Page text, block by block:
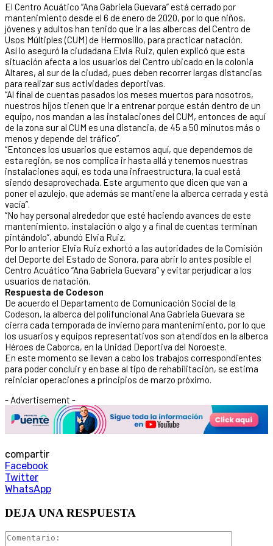
El Centro Acuático “Ana Gabriela Guevara” está cerrado por
mantenimiento desde el 6 de enero de 2020, por lo que niños,
jóvenes y adultos han tenido que ir a las albercas del Centro de
Usos Múltiples (CUM) de Hermosillo, para practicar natación.
Así lo aseguró la ciudadana Elvia Ruiz, quien explicó que esta
situación afecta a los usuarios del Centro ubicado en la colonia
Altares, al sur de la ciudad, pues deben recorrer largas distancias
para realizar sus actividades deportivas.
“Al final de cuentas pasados los meses muertos para nosotros,
nuestros hijos tienen que ir a entrenar porque están dentro de un
equipo, nos mandan a las instalaciones del CUM, entonces de aquí
de la zona sur al CUM es una distancia, de 45 a 50 minutos más o
menos y depende del tráfico”.
“Entonces los usuarios que estamos aquí, que dependemos de
esta región, se nos complica ir hasta allá y tenemos nuestras
instalaciones aquí, es toda una infraestructura, la cual está
siendo desaprovechada. Este argumento que dicen que van a
poner el azulejo, que además se mantiene la alberca cerrada y está
vacía”.
“No hay personal alrededor que esté haciendo avances de este
mantenimiento, instalación o algo y a final de cuentas terminan
pintándolo”, abundó Elvia Ruiz.
Por lo anterior Elvia Ruiz exhortó a las autoridades de la Comisión
del Deporte del Estado de Sonora, para abrir lo antes posible el
Centro Acuático “Ana Gabriela Guevara” y evitar perjudicar a los
usuarios de natación.
Respuesta de Codeson
De acuerdo el Departamento de Comunicación Social de la
Codeson, la alberca del polifuncional Ana Gabriela Guevara se
cierra cada temporada de invierno para mantenimiento, por lo que
los usuarios y equipos representativos son atendidos en la alberca
Héroes de Caborca, en la Unidad Deportiva del Noroeste.
En este momento se llevan a cabo los trabajos correspondientes
para poder concluir y en base al tipo de rehabilitación, se estima
reiniciar operaciones a principios de marzo próximo.
- Advertisement -
compartir
Facebook
Twitter
WhatsApp
DEJA UNA RESPUESTA